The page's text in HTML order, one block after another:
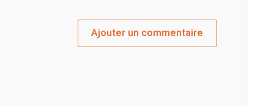
Ajouter un commentaire